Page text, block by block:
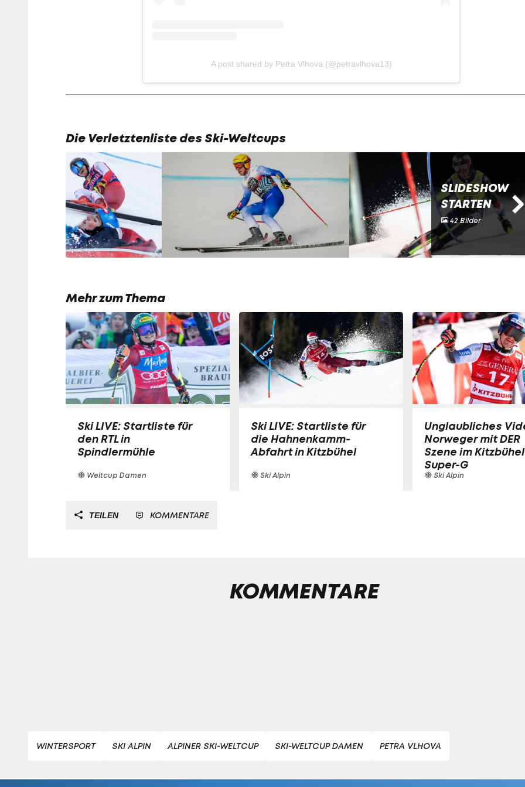
A post shared by Petra Vlhova (@petravlhova13)
Die Verletztenliste des Ski-Weltcups
SLIDESHOW
STARTEN
42 Bilder
Mehr zum Thema
Ski LIVE: Startliste für
den RTL in
Spindlermühle
Weltcup Damen
Ski LIVE: Startliste für
die Hahnenkamm-
Abfahrt in Kitzbühel
Ski Alpin
Unglaubliches
Norweger mit DER
Szene im
Super-G
Ski Alpin
TEILEN KOMMENTARE
KOMMENTARE
WINTERSPORT SKI ALPIN ALPINER SKI-WELTCUP SKI-WELTCUP DAMEN PETRA VLHOVA